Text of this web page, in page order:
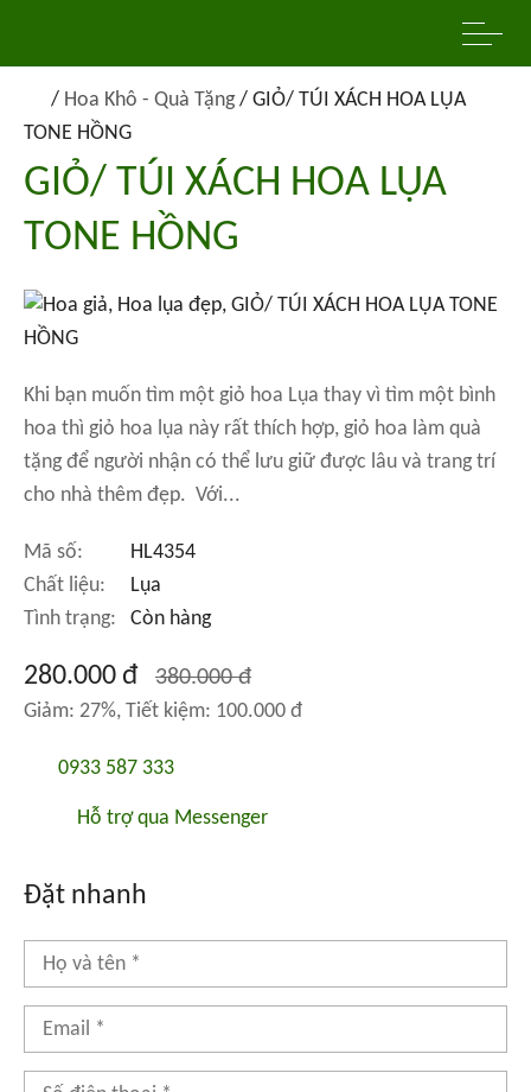
/ Hoa Khô - Quà Tặng / GIỎ/ TÚI XÁCH HOA LỤA
TONE HỒNG
GIỎ/ TÚI XÁCH HOA LỤA
TONE HỒNG
Khi bạn muốn tìm một giỏ hoa Lụa thay vì tìm một bình
hoa thì giỏ hoa lụa này rất thích hợp, giỏ hoa làm quà
tặng để người nhận có thể lưu giữ được lâu và trang trí
cho nhà thêm đẹp. Với...
Mã số:
HL4354
Chất liệu:
Lụa
Tình trạng:
Còn hàng
280.000 đ 380.000 đ
Giảm: 27%, Tiết kiệm: 100.000 đ
0933 587 333
Hỗ trợ qua Messenger
Đặt nhanh